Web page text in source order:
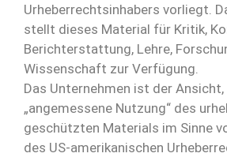
Urheberrechtsinhabers vorliegt.
stellt dieses Material für Kritik,
Berichterstattung, Lehre,
Wissenschaft zur Verfügung.
Das Unternehmen ist der
„angemessene Nutzung“ des
geschützten Materials im Sinne
des US-amerikanischen